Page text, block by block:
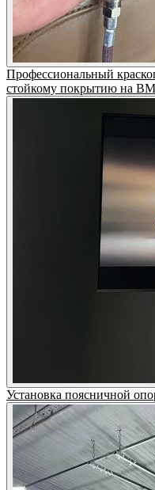
Профессиональный
стойкому покрытию на
Установка поясничной